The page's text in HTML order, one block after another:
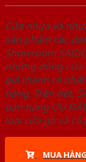
Cửa nhựa và
sản phẩm các
Showroom
những dòng cửa
giá thành rẻ
hàng. Trên hết,
bán hàng ƯU
loại cửa gỗ và
MUA